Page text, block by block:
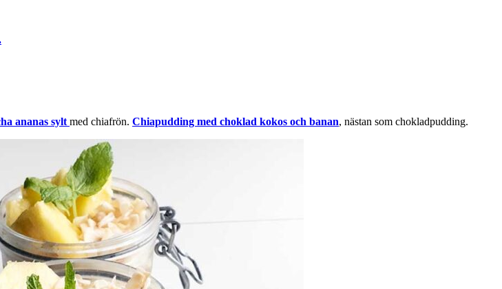
ananas sylt med chiafrön. Chiapudding med choklad kokos och banan, nästan som chokladpudding.